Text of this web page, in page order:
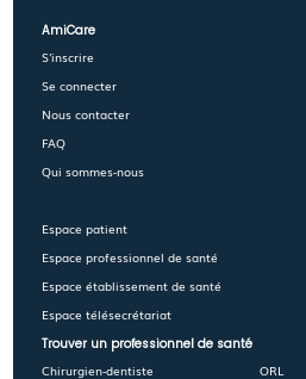
AmiCare
S'inscrire
Se connecter
Nous contacter
FAQ
Qui sommes-nous
Espace patient
Espace professionnel de santé
Espace établissement de santé
Espace télésecrétariat
Trouver un professionnel de santé
Chirurgien-dentiste
ORL